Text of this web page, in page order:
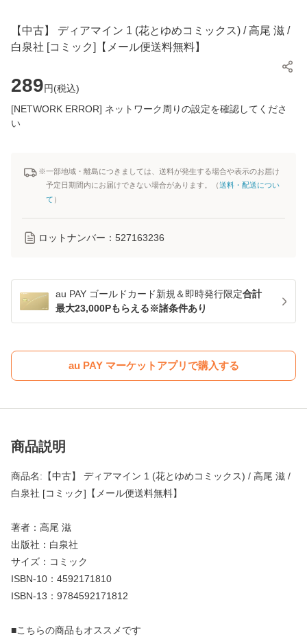
【中古】 ディアマイン 1 (花とゆめコミックス) / 高尾 滋 /
白泉社 [コミック]【メール便送料無料】
289円(税込)
[NETWORK ERROR] ネットワーク周りの設定を確認してくださ
い
※一部地域・離島につきましては、送料が発生する場合や表示のお届け
予定日期間内にお届けできない場合があります。（送料・配送につい
て ）
ロットナンバー： 527163236
au PAY ゴールドカード新規＆即時発行限定合計
最大23,000Pもらえる※諸条件あり
au PAY マーケットアプリで購入する
商品説明
商品名:【中古】 ディアマイン 1 (花とゆめコミックス) / 高尾 滋 /
白泉社 [コミック]【メール便送料無料】
著者：高尾 滋
出版社：白泉社
サイズ：コミック
ISBN-10：4592171810
ISBN-13：9784592171812
■こちらの商品もオススメです